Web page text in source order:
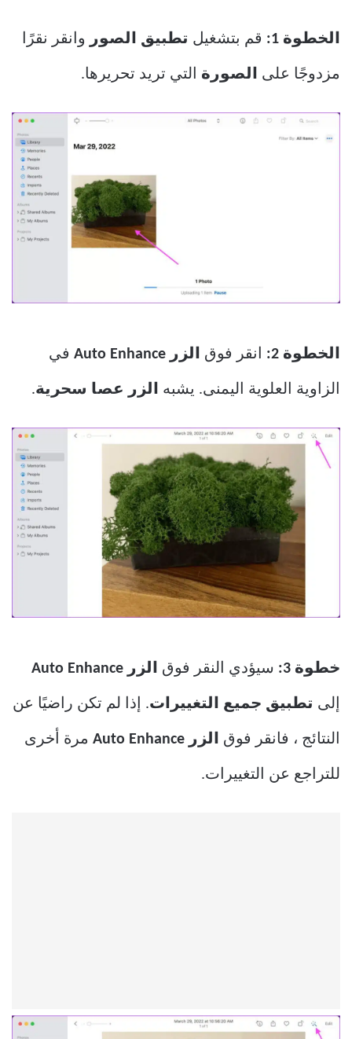
الخطوة 1: قم بتشغيل تطبيق الصور وانقر نقرًا
مزدوجًا على الصورة التي تريد تحريرها.
الخطوة 2: انقر فوق الزر Auto Enhance في
الزاوية العلوية اليمنى. يشبه الزر عصا سحرية.
خطوة 3: سيؤدي النقر فوق الزر Auto Enhance
إلى تطبيق جميع التغييرات. إذا لم تكن راضيًا عن
النتائج ، فانقر فوق الزر Auto Enhance مرة أخرى
للتراجع عن التغييرات.